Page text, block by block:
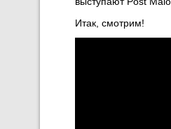
Итак, смотрим!